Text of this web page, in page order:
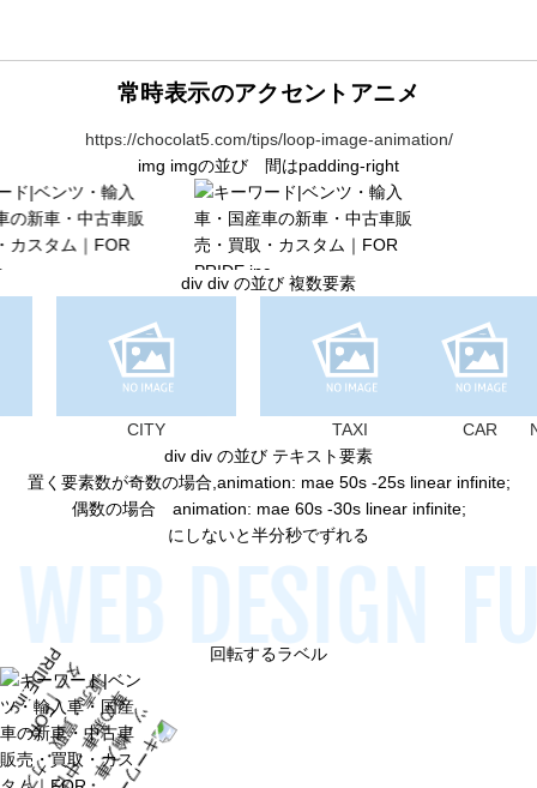
常時表示のアクセントアニメ
https://chocolat5.com/tips/loop-image-animation/
img imgの並び 間はpadding-right
div div の並び 複数要素
CITY TAXI
CAR
div div の並び テキスト要素
置く要素数が奇数の場合,animation: mae 50s -25s linear infinite;
偶数の場合 animation: mae 60s -30s linear infinite;
にしないと半分秒でずれる
DESIGN
回転するラベル